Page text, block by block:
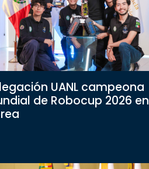
UANL campeona
de Robocup 2026 en